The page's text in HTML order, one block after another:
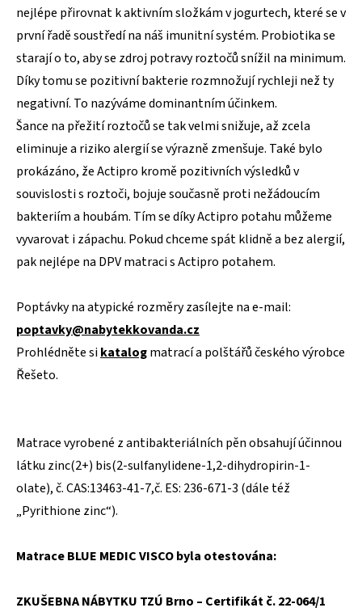
nejlépe přirovnat k aktivním složkám v jogurtech, které se v
první řadě soustředí na náš imunitní systém. Probiotika se
starají o to, aby se zdroj potravy roztočů snížil na minimum.
Díky tomu se pozitivní bakterie rozmnožují rychleji než ty
negativní. To nazýváme dominantním účinkem.
Šance na přežití roztočů se tak velmi snižuje, až zcela
eliminuje a riziko alergií se výrazně zmenšuje. Také bylo
prokázáno, že Actipro kromě pozitivních výsledků v
souvislosti s roztoči, bojuje současně proti nežádoucím
bakteriím a houbám. Tím se díky Actipro potahu můžeme
vyvarovat i zápachu. Pokud chceme spát klidně a bez alergií,
pak nejlépe na DPV matraci s Actipro potahem.
Poptávky na atypické rozměry zasílejte na e-mail:
poptavky@nabytekkovanda.cz
Prohlédněte sikatalogmatrací a polštářů českého výrobce
Řešeto.
Matrace vyrobené z antibakteriálních pěn obsahují účinnou
látku zinc(2+) bis(2-sulfanylidene-1,2-dihydropirin-1-
olate), č. CAS:13463-41-7,č. ES: 236-671-3 (dále též
„Pyrithione zinc“).
Matrace BLUE MEDIC VISCO byla otestována:
ZKUŠEBNA NÁBYTKU TZÚ Brno – Certifikát č. 22-064/1